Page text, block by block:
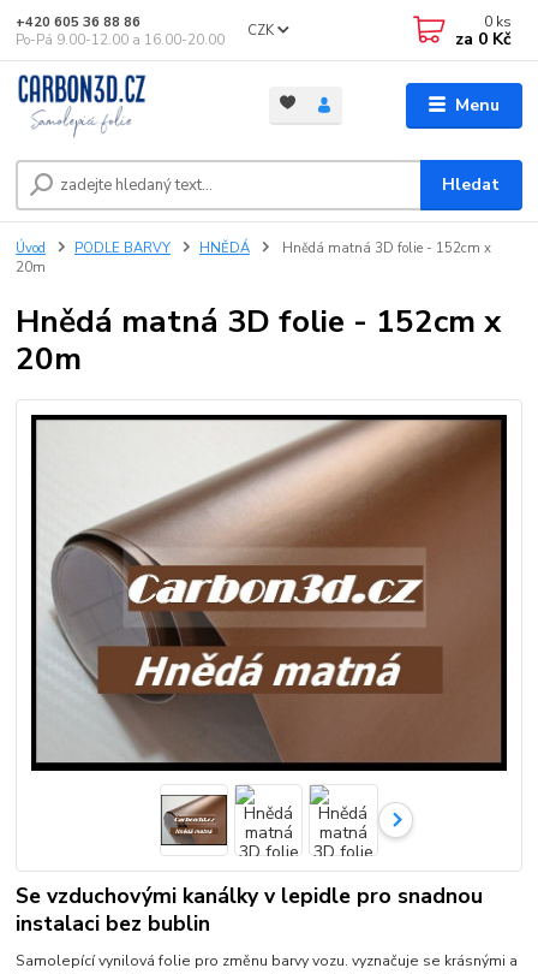
Menu
CZK
Hledat
+420 605 36 88 86
Po-Pá 9.00-12.00 a 16.00-20.00
0 ks
za 0 Kč
Úvod PODLE BARVY HNĚDÁ
Hnědá matná 3D folie - 152cm x
20m
Hnědá matná 3D folie - 152cm x
20m
Se vzduchovými kanálky v lepidle pro snadnou
instalaci bez bublin
Samolepící vynilová folie pro změnu barvy vozu. vyznačuje se krásnými a